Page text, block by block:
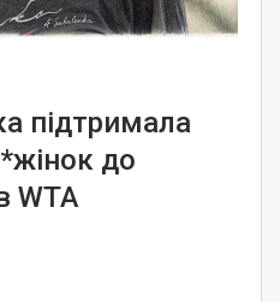
підтримала
до
WTA